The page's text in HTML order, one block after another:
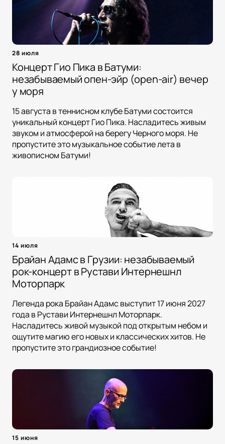
28 июля
Концерт Гио Пика в Батуми:
незабываемый опен-эйр (open-air) вечер
у моря
15 августа в теннисном клубе Батуми состоится
уникальный концерт Гио Пика. Насладитесь живым
звуком и атмосферой на берегу Черного моря. Не
пропустите это музыкальное событие лета в
живописном Батуми!
14 июля
Брайан Адамс в Грузии: незабываемый
рок-концерт в Рустави Интернешнл
Моторпарк
Легенда рока Брайан Адамс выступит 17 июня 2027
года в Рустави Интернешнл Моторпарк.
Насладитесь живой музыкой под открытым небом и
ощутите магию его новых и классических хитов. Не
пропустите это грандиозное событие!
15 июня